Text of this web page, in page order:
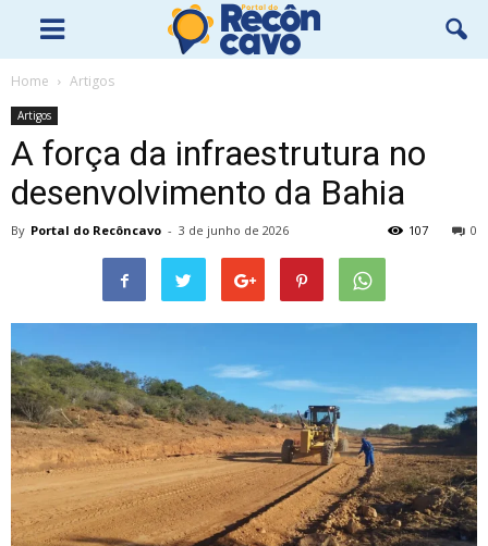
Home Artigos
Artigos
A força da infraestrutura no
desenvolvimento da Bahia
By Portal do Recôncavo - 3 de junho de 2026 0
107